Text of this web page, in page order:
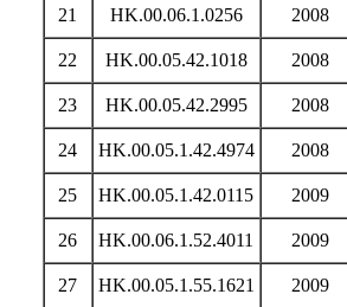
21 HK.00.06.1.0256 2008
22 HK.00.05.42.1018 2008
23 HK.00.05.42.2995 2008
24 HK.00.05.1.42.4974 2008
25 HK.00.05.1.42.0115 2009
26 HK.00.06.1.52.4011 2009
27
HK.00.05.1.55.1621 2009